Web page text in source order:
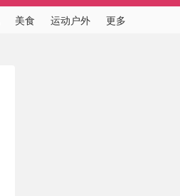
美食 运动户外 更多